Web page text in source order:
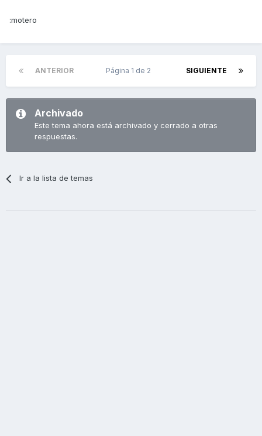
:motero
ANTERIOR SIGUIENTE
Página 1 de 2
Archivado
Este tema ahora está archivado y cerrado a otras
respuestas.
Ir a la lista de temas